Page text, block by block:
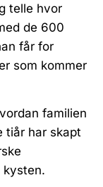
telle hvor
de 600
får for
som kommer
familien
tiår har skapt
kysten.